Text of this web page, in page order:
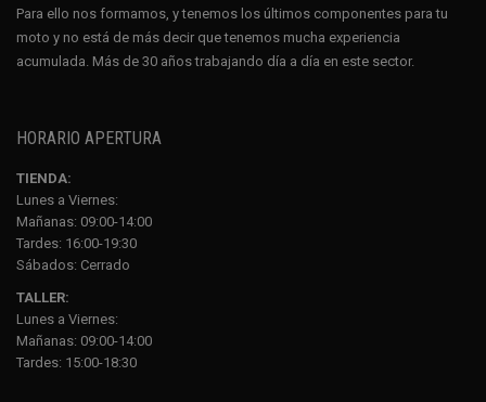
Para ello nos formamos, y tenemos los últimos componentes para tu
moto y no está de más decir que tenemos mucha experiencia
acumulada. Más de 30 años trabajando día a día en este sector.
HORARIO APERTURA
TIENDA:
Lunes a Viernes:
Mañanas: 09:00-14:00
Tardes: 16:00-19:30
Sábados: Cerrado
TALLER:
Lunes a Viernes:
Mañanas: 09:00-14:00
Tardes: 15:00-18:30